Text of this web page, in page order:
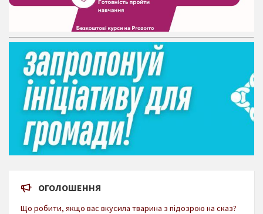
ОГОЛОШЕННЯ
Що робити, якщо вас вкусила тварина з підозрою на сказ?